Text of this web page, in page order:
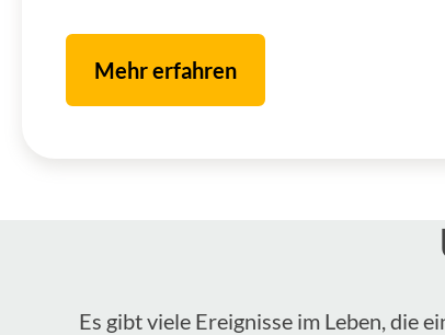
Mehr erfahren
Es gibt viele Ereignisse im Leben, die